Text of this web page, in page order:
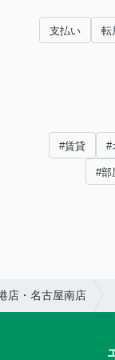
支払い 転
#賃貸 #
#部
店・名古屋南店